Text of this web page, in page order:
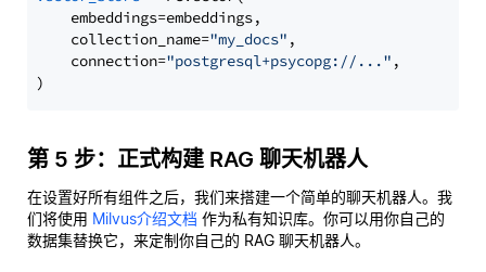
    embeddings=embeddings,
    collection_name=
"my_docs" ,
    connection=
"postgresql+psycopg://..." ,
第 5 步：正式构建 RAG 聊天机器人
在设置好所有组件之后，我们来搭建一个简单的聊天机器人。我
们将使用 Milvus介绍文档 作为私有知识库。你可以用你自己的
数据集替换它，来定制你自己的 RAG 聊天机器人。